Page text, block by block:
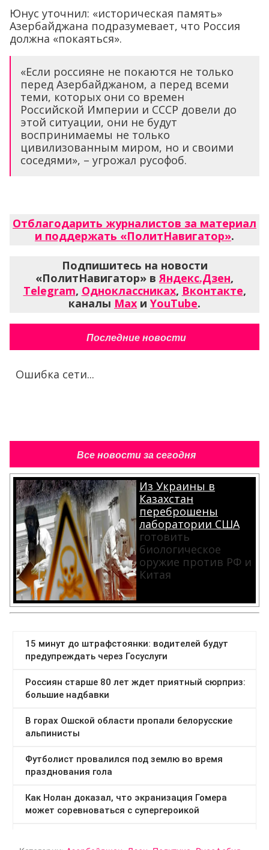
Юнус уточнил: «историческая память»
Азербайджана подразумевает, что Россия
должна «покаяться».
«Если россияне не покаются не только
перед Азербайджаном, а перед всеми
теми, которых они со времен
Российской Империи и СССР довели до
этой ситуации, они не будут
воспринимаемы не только
цивилизованным миром, но и своими
соседями», – угрожал русофоб.
Отблагодарить журналистов за материал
и поддержать «ПолитНавигатор».
Подпишитесь на новости
«ПолитНавигатор» вЯндекс.Дзен,
Telegram, Одноклассниках, Вконтакте,
каналы Max и YouTube.
Последние новости
Ошибка сети...
Все новости за сегодня
Из Украины в
Казахстан
переброшены
лаборатории США
готовить
биологическое
оружие против РФ и
Китая